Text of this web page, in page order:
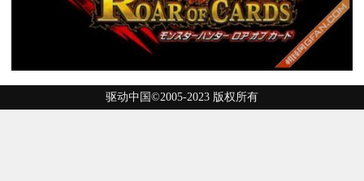
驱动中国©2005-2023 版权所有